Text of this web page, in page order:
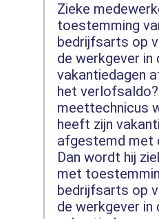
Zieke
toestemming
bedrijfsarts op
de werkgever in
vakantiedagen
het
meettechnicus
heeft zijn
afgestemd met
Dan wordt hij
met
bedrijfsarts op
de werkgever in